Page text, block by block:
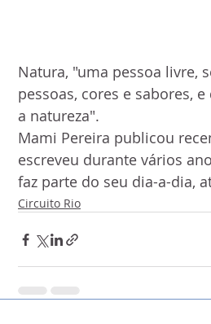
Natura, "uma pessoa livre,
pessoas, cores e sabores,
a natureza".
Mami Pereira publicou
escreveu durante vários
faz parte do seu dia-a-dia,
Circuito Rio